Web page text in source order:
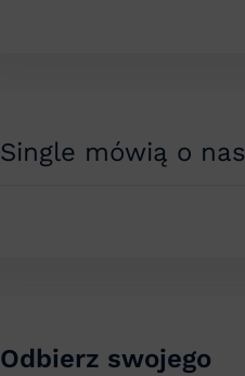
Single mówią o nas
Odbierz swojego